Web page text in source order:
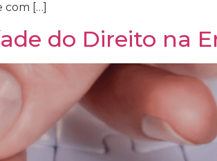
com […]
do Direito na